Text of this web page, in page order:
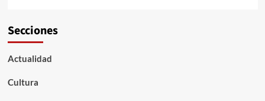
Secciones
Actualidad
Cultura